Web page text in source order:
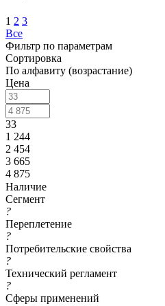
1 2 3
Все
Фильтр по параметрам
Сортировка
По алфавиту (возрастание)
Цена
33
1 244
2 454
3 665
4 875
Наличие
Сегмент
?
Переплетение
?
Потребительские свойства
?
Технический регламент
?
Сферы применений